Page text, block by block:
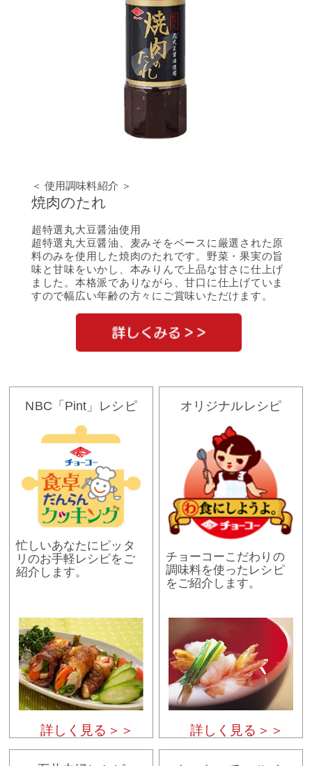
＜ 使用調味料紹介 ＞
焼肉のたれ
超特選丸大豆醤油使用
超特選丸大豆醤油、麦みそをベースに厳選された原
料のみを使用した焼肉のたれです。野菜・果実の旨
味と甘味をいかし、本みりんで上品な甘さに仕上げ
ました。本格派でありながら、甘口に仕上げていま
すので幅広い年齢の方々にご賞味いただけます。
NBC「Pint」レシピ
忙しいあなたにピッタ
リのお手軽レシピをご
紹介します。
詳しく見る＞＞
オリジナルレシピ
チョーコーこだわりの
調味料を使ったレシピ
をご紹介します。
詳しく見る＞＞